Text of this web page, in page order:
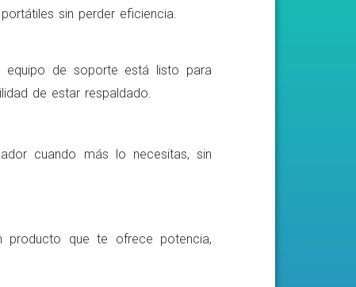
sin perder eficiencia.
equipo de soporte está listo para
de estar respaldado.
cuando más lo necesitas, sin
que te ofrece potencia,